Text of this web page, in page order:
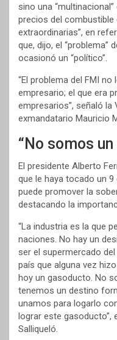
sino una
precios del combustible
extraordinarias”, en
que, dijo, el “problema”
ocasionó un “político”.
“El problema del FMI
empresario; el que era
empresarios”, señaló la
exmandatario Mauricio
“No somos
El presidente Alberto
que le haya tocado un
puede promover la
destacando la
“La industria es la que
naciones. No hay un
ser el supermercado
país que alguna vez
hoy un gasoducto. No
tenemos un destino
unamos para logarlo
lograr este gasoducto”,
Salliqueló.